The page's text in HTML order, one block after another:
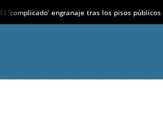
El ‘complicado’ engranaje tras los pisos públicos